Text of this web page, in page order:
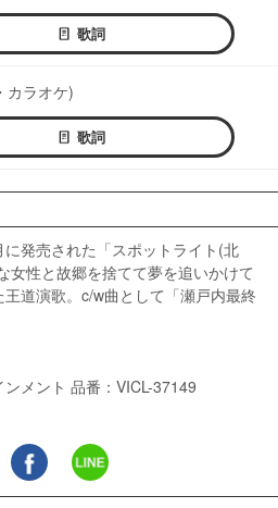
歌詞
カラオケ)
歌詞
発売された「スポットライト(北
女性と故郷を捨てて夢を追いかけて
道演歌。c/w曲として「瀬戸内最終
メント 品番：VICL-37149